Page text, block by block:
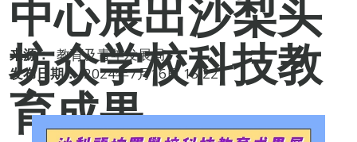
中心展出沙梨头
坊众学校科技教
育成果
来源： 教育及青年发展局
发布日期： 2024年7月16日 15:22